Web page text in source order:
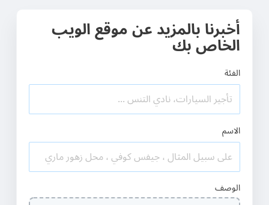
أخبرنا بالمزيد عن موقع الويب
الخاص بك
الفئة
الاسم
الوصف